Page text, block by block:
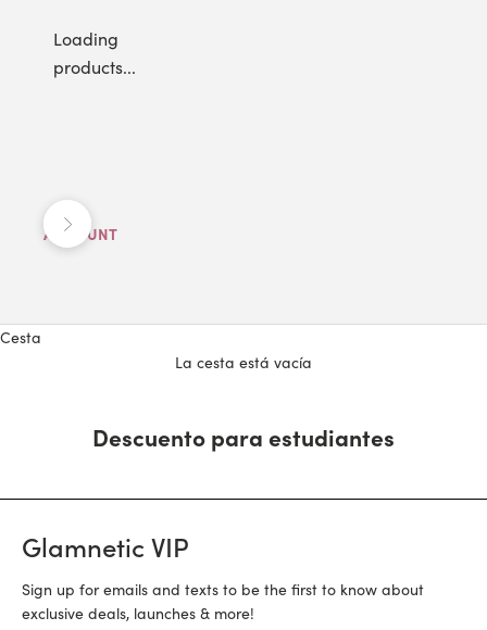
Loading
products...
Anterior
Siguiente
ACCOUNT
Cesta
La cesta está vacía
Descuento para estudiantes
Glamnetic VIP
Sign up for emails and texts to be the first to know about
exclusive deals, launches & more!